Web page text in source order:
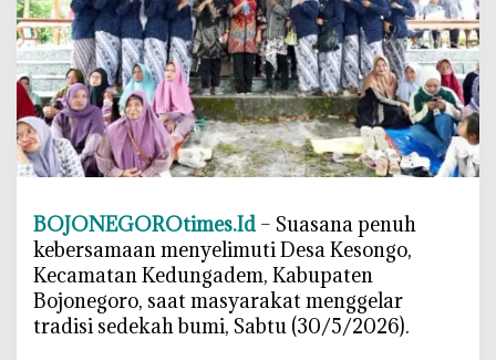
s
o
n
g
o
M
e
r
a
h
,
W
a
BOJONEGOROtimes.Id – Suasana penuh
kebersamaan menyelimuti Desa Kesongo,
Kecamatan Kedungadem, Kabupaten
Bojonegoro, saat masyarakat menggelar
tradisi sedekah bumi, Sabtu (30/5/2026).